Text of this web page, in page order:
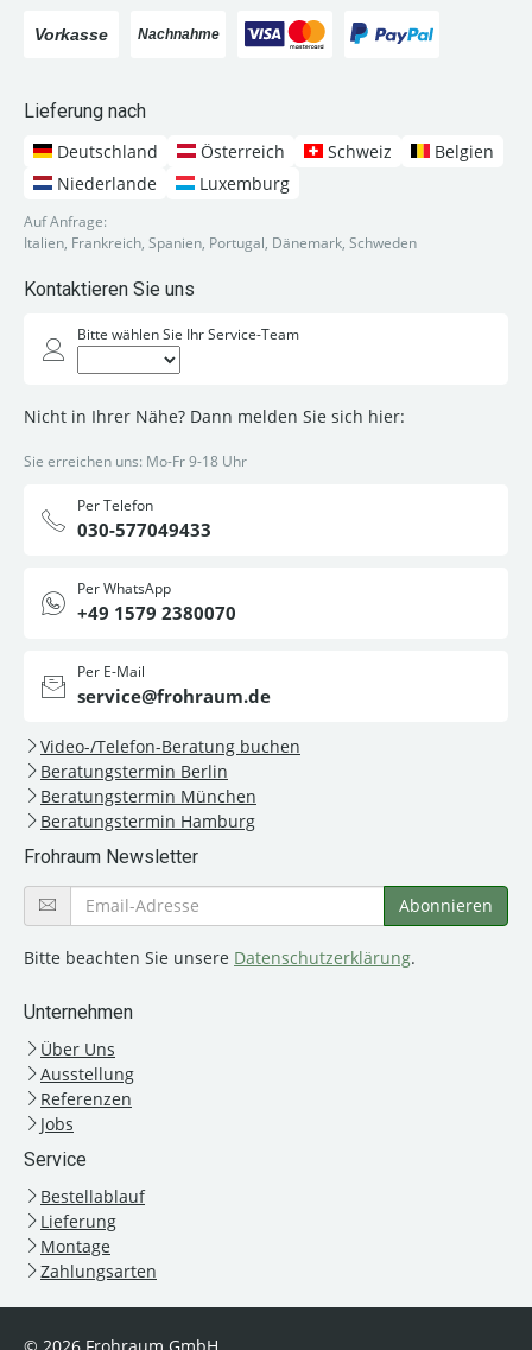
Lieferung nach
Deutschland
Österreich Schweiz
Belgien
Niederlande
Luxemburg
Auf Anfrage:
Italien, Frankreich, Spanien, Portugal, Dänemark, Schweden
Kontaktieren Sie uns
Bitte wählen Sie Ihr Service-Team
Nicht in Ihrer Nähe? Dann melden Sie sich hier:
Sie erreichen uns: Mo-Fr 9-18 Uhr
Per Telefon
030-577049433
Per WhatsApp
+49 1579 2380070
Per E-Mail
service@frohraum.de
Video-/Telefon-Beratung buchen
Beratungstermin Berlin
Beratungstermin München
Beratungstermin Hamburg
Frohraum Newsletter
Bitte beachten Sie unsere Datenschutzerklärung.
Unternehmen
Über Uns
Ausstellung
Referenzen
Jobs
Service
Bestellablauf
Lieferung
Montage
Zahlungsarten
© 2026 Frohraum GmbH